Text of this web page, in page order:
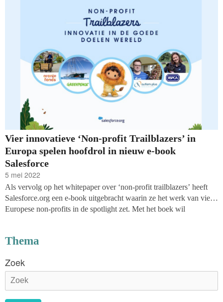
Vier innovatieve ‘Non-profit Trailblazers’ in
Europa spelen hoofdrol in nieuw e-book
Salesforce
5 mei 2022
Als vervolg op het whitepaper over ‘non-profit trailblazers’ heeft
Salesforce.org een e-book uitgebracht waarin ze het werk van vier
Europese non-profits in de spotlight zet. Met het boek wil
vakgebieden om uit te vinden hoe zij technologie gebruiken om hun
Fonds is één van de organisaties die uitgebreid aan bod komt in
Thema
Zoek